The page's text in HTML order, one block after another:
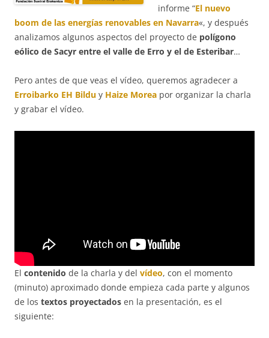
informe “El nuevo
boom de las energías renovables en Navarra«, y después
analizamos algunos aspectos del proyecto de polígono
eólico de Sacyr entre el valle de Erro y el de Esteribar…
Pero antes de que veas el vídeo, queremos agradecer a
Erroibarko EH Bildu y Haize Morea por organizar la charla
y grabar el vídeo.
El contenido de la charla y del vídeo, con el momento
(minuto) aproximado donde empieza cada parte y algunos
de los textos proyectados en la presentación, es el
siguiente: